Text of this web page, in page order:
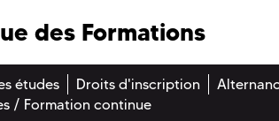
des Formations
études Droits d'inscription
/ Formation continue